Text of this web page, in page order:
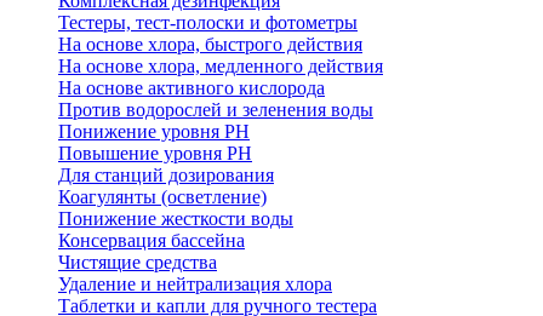
Тестеры, тест-полоски и фотометры
На основе хлора, быстрого действия
На основе хлора, медленного действия
На основе активного кислорода
Против водорослей и зеленения воды
Понижение уровня РН
Повышение уровня РН
Для станций дозирования
Коагулянты (осветление)
Понижение жесткости воды
Консервация бассейна
Чистящие средства
Удаление и нейтрализация хлора
Таблетки и капли для ручного тестера